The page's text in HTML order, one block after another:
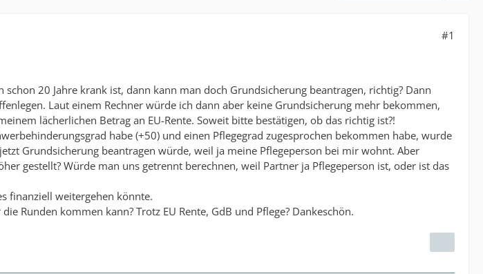
#1
20 Jahre krank ist, dann kann man doch Grundsicherung beantragen, richtig? Dann
Laut einem Rechner würde ich dann aber keine Grundsicherung mehr bekommen,
lächerlichen Betrag an EU-Rente. Soweit bitte bestätigen, ob das richtig ist?!
habe (+50) und einen Pflegegrad zugesprochen bekommen habe, wurde
Grundsicherung beantragen würde, weil ja meine Pflegeperson bei mir wohnt. Aber
gestellt? Würde man uns getrennt berechnen, weil Partner ja Pflegeperson ist, oder ist das
finanziell weitergehen könnte.
Runden kommen kann? Trotz EU Rente, GdB und Pflege? Dankeschön.